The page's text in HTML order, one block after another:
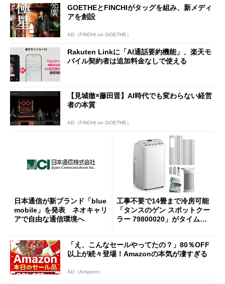
GOETHEとFINCHIがタッグを組み、新メディ
アを創設
AD（FINCHI on GOETHE）
Rakuten Linkに「AI通話要約機能」、楽天モ
バイル契約者は追加料金なしで使える
【見城徹×藤田晋】AI時代でも変わらない経営
者の本質
AD（FINCHI on GOETHE）
日本通信が新ブランド「blue
mobile」を発表 ネオキャリ
アで自由な通信環境へ
工事不要で14畳まで冷房可能
「タンスのゲン スポットクー
ラー 79800020」がタイムセ
「え、こんなセールやってたの？」80％OFF
以上が続々登場！Amazonの本気が凄すぎる
AD（Amazon）